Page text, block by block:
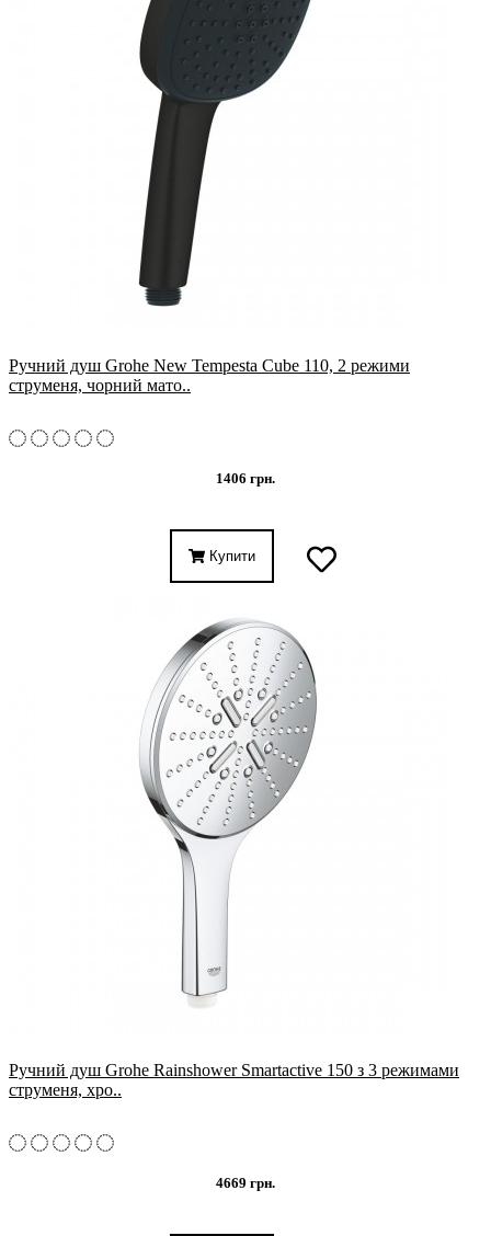
Ручний душ Grohe New Tempesta Cube 110, 2 режими
струменя, чорний мато..
1406 грн.
Купити
Ручний душ Grohe Rainshower Smartactive 150 з 3 режимами
струменя, хро..
4669 грн.